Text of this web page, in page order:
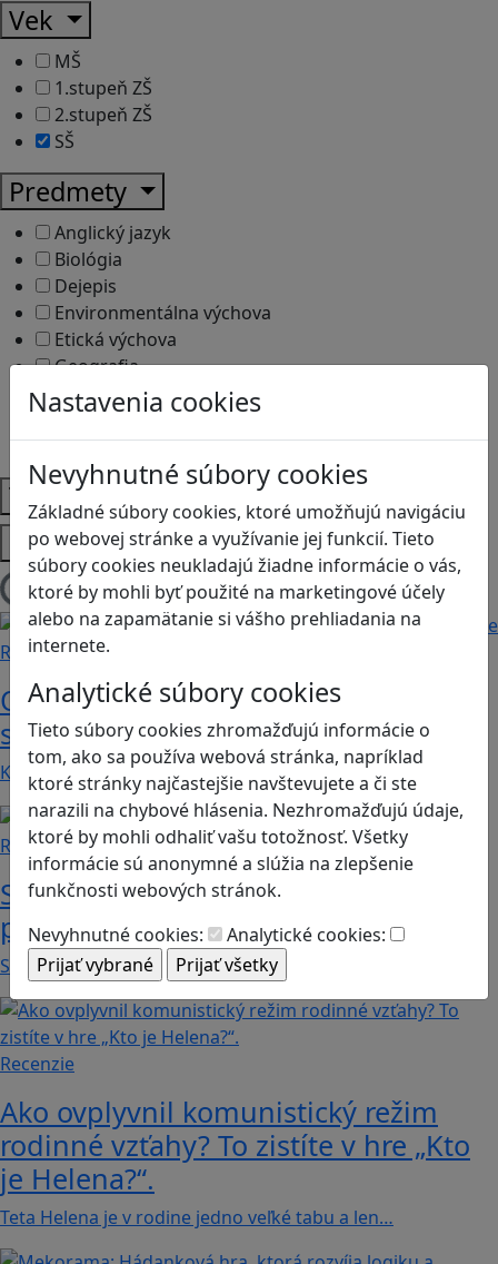
Nastavenia cookies
Nevyhnutné súbory cookies
Základné súbory cookies, ktoré umožňujú navigáciu
po webovej stránke a využívanie jej funkcií. Tieto
súbory cookies neukladajú žiadne informácie o vás,
ktoré by mohli byť použité na marketingové účely
alebo na zapamätanie si vášho prehliadania na
internete.
Analytické súbory cookies
Tieto súbory cookies zhromažďujú informácie o
tom, ako sa používa webová stránka, napríklad
ktoré stránky najčastejšie navštevujete a či ste
narazili na chybové hlásenia. Nezhromažďujú údaje,
ktoré by mohli odhaliť vašu totožnosť. Všetky
informácie sú anonymné a slúžia na zlepšenie
funkčnosti webových stránok.
Nevyhnutné cookies:
Analytické cookies:
Vek
MŠ
1.stupeň ZŠ
2.stupeň ZŠ
SŠ
Predmety
Anglický jazyk
Biológia
Dejepis
Environmentálna výchova
Etická výchova
Geografia
Matematika
Občianska náuka
Vlastiveda
Témy
Platformy
Načítam blogy
Recenzie
Otestujete a rozšírte svoje znalosti o
svete s hrou Erudite
Kvíz zahŕňa otázky z mnohých vedných odborov a…
Recenzie
Supermarket Together: vyskúšajte si
prácu v obchode
Supermarket Together je simulačná hra, v ktorej…
Recenzie
Ako ovplyvnil komunistický režim
rodinné vzťahy? To zistíte v hre „Kto
je Helena?“.
Teta Helena je v rodine jedno veľké tabu a len…